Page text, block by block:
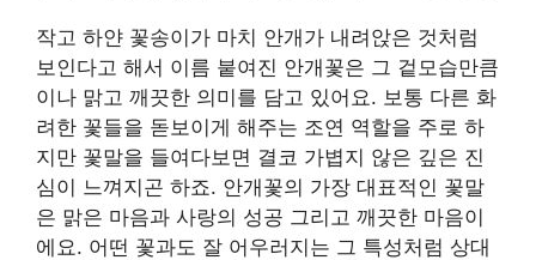
작고 하얀 꽃송이가 마치 안개가 내려앉은 것처럼
보인다고 해서 이름 붙여진 안개꽃은 그 겉모습만큼
이나 맑고 깨끗한 의미를 담고 있어요. 보통 다른 화
려한 꽃들을 돋보이게 해주는 조연 역할을 주로 하
지만 꽃말을 들여다보면 결코 가볍지 않은 깊은 진
심이 느껴지곤 하죠. 안개꽃의 가장 대표적인 꽃말
은 맑은 마음과 사랑의 성공 그리고 깨끗한 마음이
에요. 어떤 꽃과도 잘 어우러지는 그 특성처럼 상대